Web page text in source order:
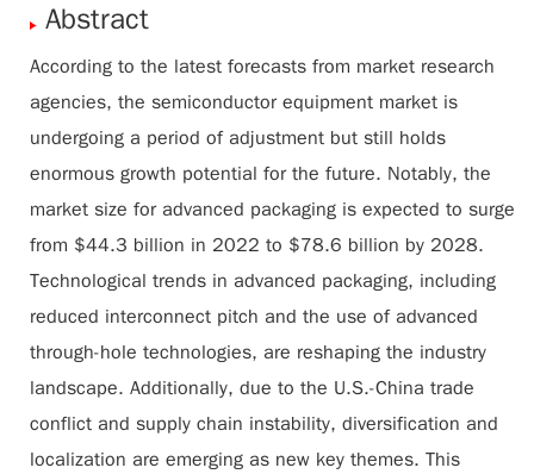
Abstract
According to the latest forecasts from market research
agencies, the semiconductor equipment market is
undergoing a period of adjustment but still holds
enormous growth potential for the future. Notably, the
market size for advanced packaging is expected to surge
from $44.3 billion in 2022 to $78.6 billion by 2028.
Technological trends in advanced packaging, including
reduced interconnect pitch and the use of advanced
through-hole technologies, are reshaping the industry
landscape. Additionally, due to the U.S.-China trade
conflict and supply chain instability, diversification and
localization are emerging as new key themes. This